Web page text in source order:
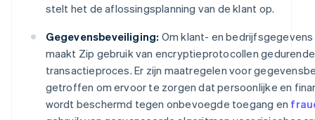
stelt het de aflossingsplanning van de klant op.
Gegevensbeveiliging: Om klant- en
maakt Zip gebruik van encryptieprotocollen
transactieproces. Er zijn maatregelen voor
getroffen om ervoor te zorgen dat persoonlijke en
wordt beschermd tegen onbevoegde toegang en